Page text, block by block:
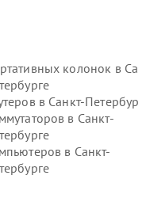
колонок в
в Санкт-
в Санкт-
в Санкт-